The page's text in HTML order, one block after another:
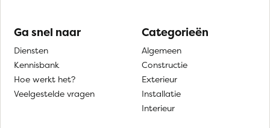
Ga snel naar
Diensten
Kennisbank
Hoe werkt het?
Veelgestelde vragen
Categorieën
Algemeen
Constructie
Exterieur
Installatie
Interieur